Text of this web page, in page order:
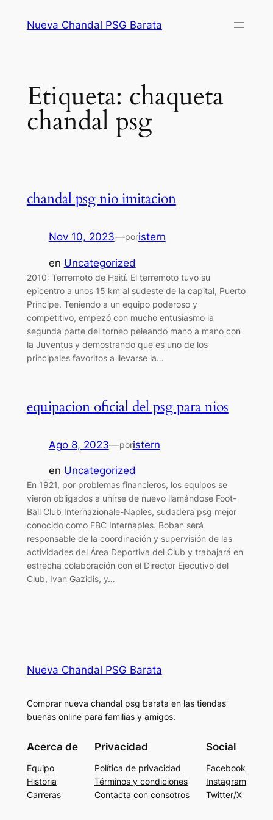
Nueva Chandal PSG Barata
Etiqueta: chaqueta
chandal psg
chandal psg nio imitacion
Nov 10, 2023—poristern
en Uncategorized
2010: Terremoto de Haití. El terremoto tuvo su
epicentro a unos 15 km al sudeste de la capital, Puerto
Príncipe. Teniendo a un equipo poderoso y
competitivo, empezó con mucho entusiasmo la
segunda parte del torneo peleando mano a mano con
la Juventus y demostrando que es uno de los
principales favoritos a llevarse la…
equipacion oficial del psg para nios
Ago 8, 2023—poristern
en Uncategorized
En 1921, por problemas financieros, los equipos se
vieron obligados a unirse de nuevo llamándose Foot-
Ball Club Internazionale-Naples, sudadera psg mejor
conocido como FBC Internaples. Boban será
responsable de la coordinación y supervisión de las
actividades del Área Deportiva del Club y trabajará en
estrecha colaboración con el Director Ejecutivo del
Club, Ivan Gazidis, y…
Nueva Chandal PSG Barata
Comprar nueva chandal psg barata en las tiendas
buenas online para familias y amigos.
Acerca de
Equipo
Historia
Carreras
Privacidad
Política de privacidad
Términos y condiciones
Contacta con consotros
Social
Facebook
Instagram
Twitter/X